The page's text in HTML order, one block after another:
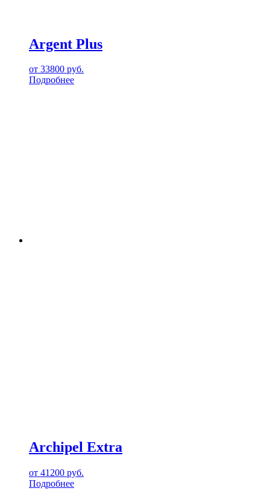
Argent Plus
от 33800 руб.
Подробнее
Archipel Extra
от 41200 руб.
Подробнее